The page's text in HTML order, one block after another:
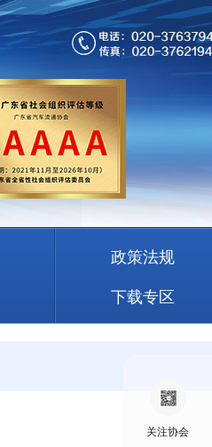
政策法规
下载专区
关注协会